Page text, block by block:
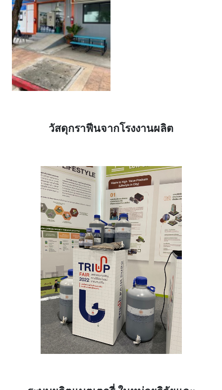
วัสดุกราฟีนจากโรงงานผลิต